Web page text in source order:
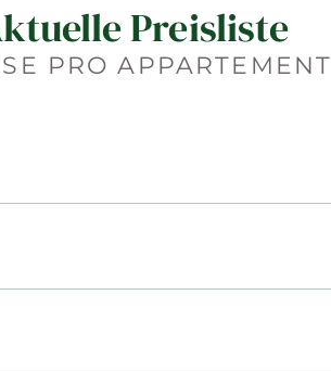
Preisliste
PRO APPARTEMENT